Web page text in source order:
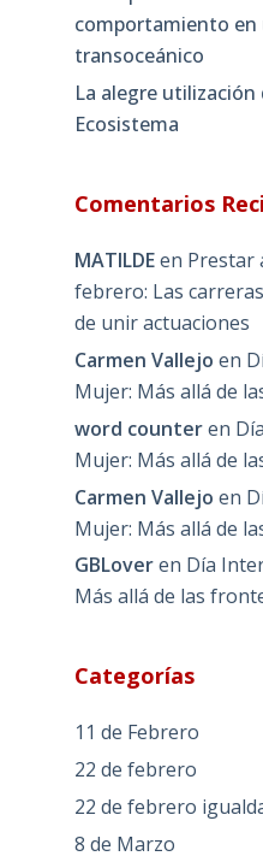
comportamiento en
transoceánico
La alegre
Ecosistema
Comentarios
MATILDEen Prestar
febrero: Las
de unir actuaciones
Carmen Vallejo en
Mujer: Más allá de
word counteren
Mujer: Más allá de
Carmen Vallejo en
Mujer: Más allá de
GBLoveren Día
Más allá de las
Categorías
11 de Febrero
22 de febrero
22 de febrero
8 de Marzo